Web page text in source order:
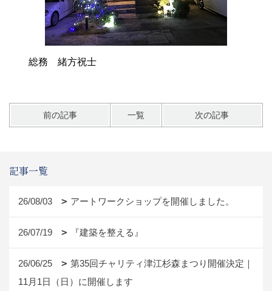
総務 緒方祝士
前の記事 一覧 次の記事
記事一覧
26/08/03 アートワークショップを開催しました。
26/07/19 『建築を整える』
26/06/25
第35回チャリティ津江杉森まつり開催決定｜
11月1日（日）に開催します